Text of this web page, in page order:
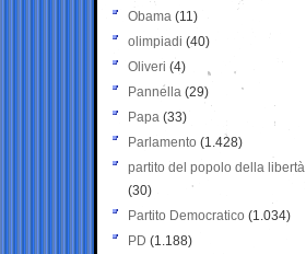
Obama (11)
olimpiadi (40)
Oliveri (4)
Pannella (29)
Papa (33)
Parlamento (1.428)
partito del popolo della libertà
(30)
Partito Democratico (1.034)
PD (1.188)